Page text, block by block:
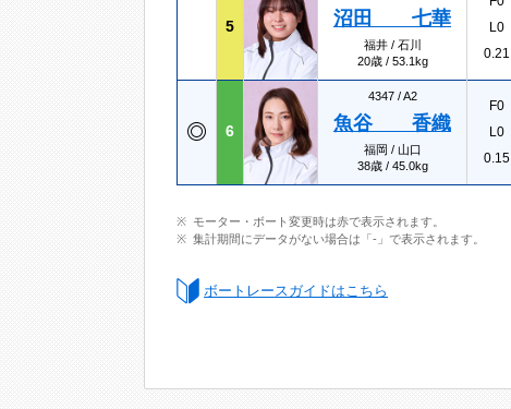
5 沼田 七華
福井 / 石川
20歳 / 53.1kg
L0
0.21
6
4347 /A2
魚谷 香織
福岡 / 山口
38歳 / 45.0kg
F0
L0
0.15
モーター・ボート変更時は赤で表示されます。
集計期間にデータがない場合は「-」で表示されます。
ボートレースガイドはこちら